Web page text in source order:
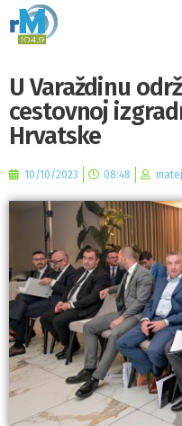
U Varaždinu
cestovnoj
Hrvatske
10/10/2023 08:48